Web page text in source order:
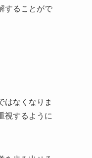
することがで
はなくなりま
視するように